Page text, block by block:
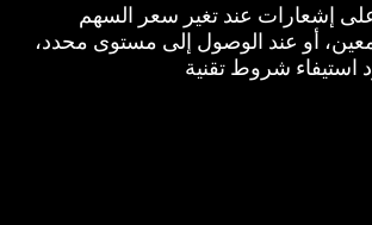
إشعارات عند تغير سعر السهم
أو عند الوصول إلى مستوى محدد،
استيفاء شروط تقنية